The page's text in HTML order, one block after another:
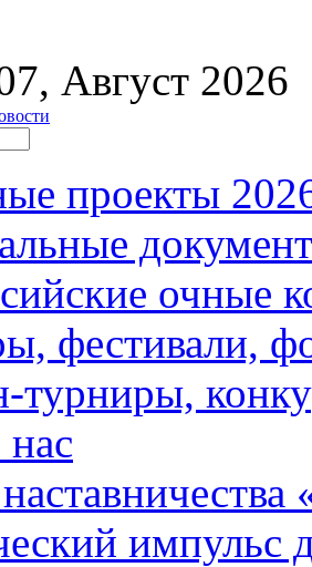
Август 2026
проекты
очные
фестивали,
турниры,
импульс